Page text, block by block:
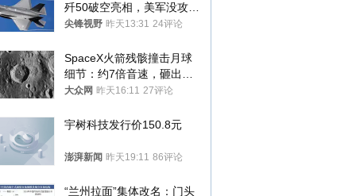
歼50破空亮相，美军没攻克
的技术被拿下
尖锋视野 昨天13:31 24评论
SpaceX火箭残骸撞击月球
细节：约7倍音速，砸出直
径约30米撞击坑
大众网 昨天16:11 27评论
宇树科技发行价150.8元
澎湃新闻 昨天19:11 86评论
“兰州拉面”集体改名：门头